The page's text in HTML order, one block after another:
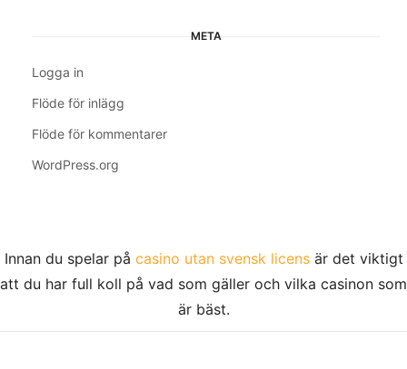
META
Logga in
Flöde för inlägg
Flöde för kommentarer
WordPress.org
Innan du spelar på casino utan svensk licensär det viktigt
att du har full koll på vad som gäller och vilka casinon som
är bäst.